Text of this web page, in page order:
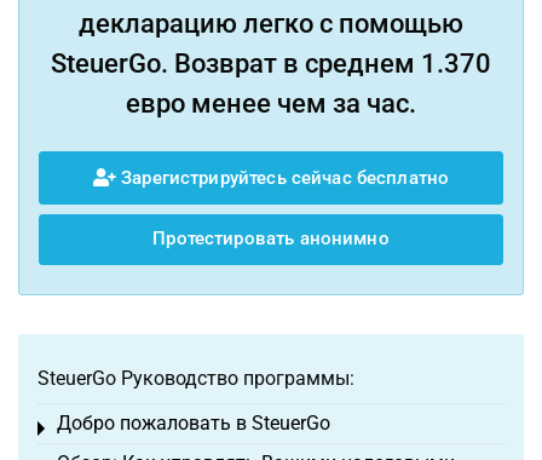
декларацию легко с помощью
SteuerGo. Возврат в среднем 1.370
евро менее чем за час.
Зарегистрируйтесь сейчас бесплатно
Протестировать анонимно
SteuerGo Руководство программы:
Добро пожаловать в SteuerGo
Toggle menu